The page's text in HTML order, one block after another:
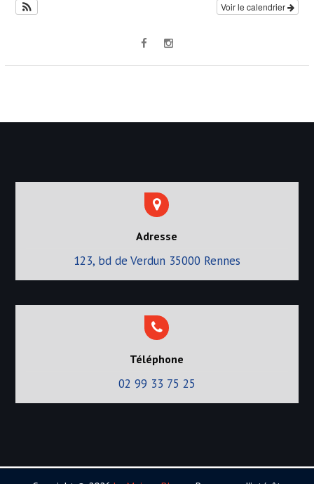
Voir le calendrier
Adresse
123, bd de Verdun 35000 Rennes
Téléphone
02 99 33 75 25